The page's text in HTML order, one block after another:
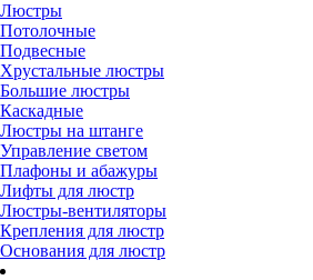
Люстры
Потолочные
Подвесные
Хрустальные люстры
Большие люстры
Каскадные
Люстры на штанге
Управление светом
Плафоны и абажуры
Лифты для люстр
Люстры-вентиляторы
Крепления для люстр
Основания для люстр